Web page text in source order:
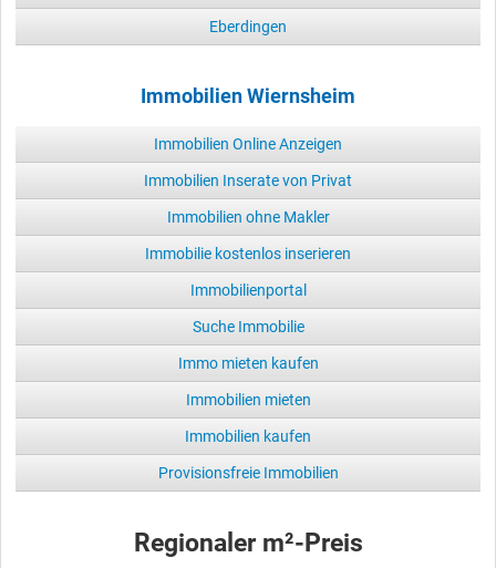
Eberdingen
Immobilien Wiernsheim
Immobilien Online Anzeigen
Immobilien Inserate von Privat
Immobilien ohne Makler
Immobilie kostenlos inserieren
Immobilienportal
Suche Immobilie
Immo mieten kaufen
Immobilien mieten
Immobilien kaufen
Provisionsfreie Immobilien
Regionaler m²-Preis